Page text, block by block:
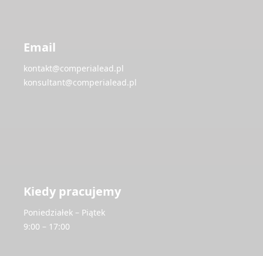
Email
kontakt@comperialead.pl
konsultant@comperialead.pl
Kiedy pracujemy
Poniedziałek – Piątek
9:00 – 17:00